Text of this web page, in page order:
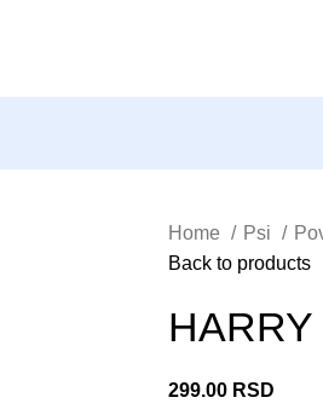
Home Psi
Back to products
299.00 RSD